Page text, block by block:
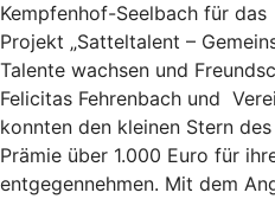
Kempfenhof-Seelbach für das
Projekt „Satteltalent –
Talente wachsen und
Felicitas Fehrenbach und
konnten den kleinen Stern
Prämie über 1.000 Euro für
entgegennehmen. Mit dem